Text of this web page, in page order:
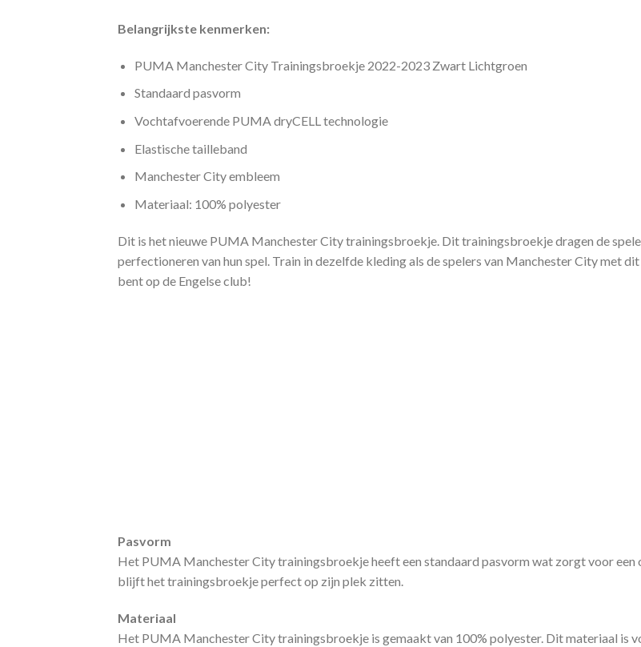
Belangrijkste kenmerken:
PUMA Manchester City Trainingsbroekje 2022-2023 Zwart Lichtgroen
Standaard pasvorm
Vochtafvoerende PUMA dryCELL technologie
Elastische tailleband
Manchester City embleem
Materiaal: 100% polyester
Dit is het nieuwe PUMA Manchester City trainingsbroekje. Dit trainingsbroekje dragen de
perfectioneren van hun spel. Train in dezelfde kleding als de spelers van Manchester City met
bent op de Engelse club!
Pasvorm
Het PUMA Manchester City trainingsbroekje heeft een standaard pasvorm wat zorgt voor
blijft het trainingsbroekje perfect op zijn plek zitten.
Materiaal
Het PUMA Manchester City trainingsbroekje is gemaakt van 100% polyester. Dit materiaal is